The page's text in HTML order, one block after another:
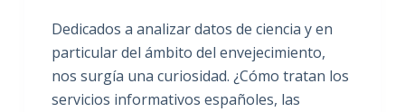
Dedicados a analizar datos de ciencia y en
particular del ámbito del envejecimiento,
nos surgía una curiosidad. ¿Cómo tratan los
servicios informativos españoles, las